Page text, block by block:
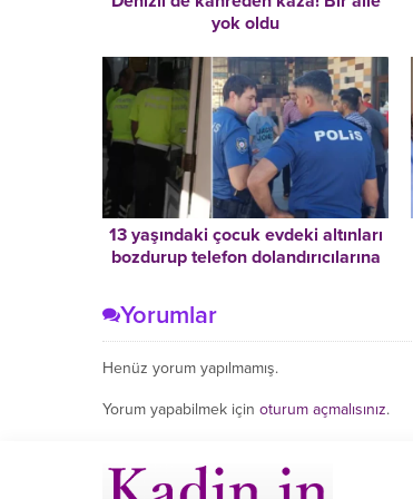
yok oldu
13 yaşındaki çocuk evdeki altınları
bozdurup telefon dolandırıcılarına
Yorumlar
Henüz yorum yapılmamış.
Yorum yapabilmek için oturum açmalısınız.